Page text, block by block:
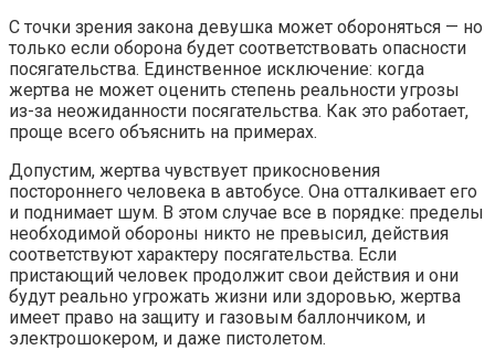
С точки зрения закона девушка может обороняться — но
только если оборона будет соответствовать опасности
посягательства. Единственное исключение: когда
жертва не может оценить степень реальности угрозы
из-за неожиданности посягательства. Как это работает,
проще всего объяснить на примерах.
Допустим, жертва чувствует прикосновения
постороннего человека в автобусе. Она отталкивает его
и поднимает шум. В этом случае все в порядке: пределы
необходимой обороны никто не превысил, действия
соответствуют характеру посягательства. Если
пристающий человек продолжит свои действия и они
будут реально угрожать жизни или здоровью, жертва
имеет право на защиту и газовым баллончиком, и
электрошокером, и даже пистолетом.